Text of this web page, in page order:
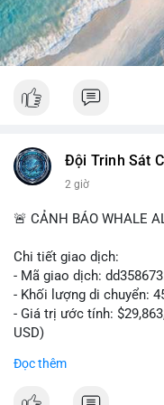
#52dot09btc
#giaodichlon
Đội Trinh Sát
2 giờ
🚨 CẢNH BÁO WHALE
Chi tiết giao dịch:
- Mã giao dịch:
- Khối lượng di chuyển:
- Giá trị ước tính:
USD)
Đọc thêm